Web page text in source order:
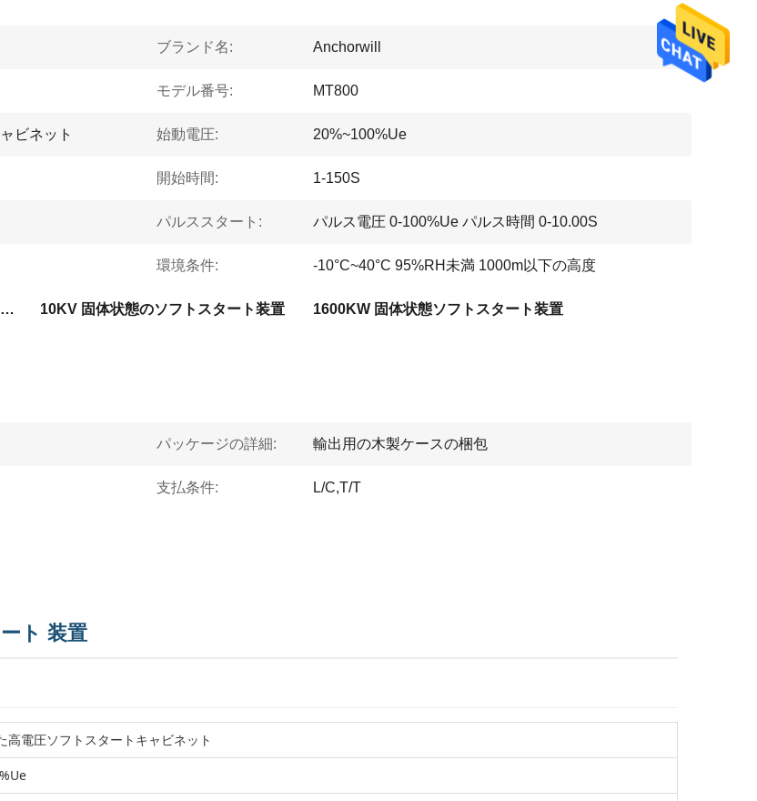
ブランド名: Anchorwill
モデル番号: MT800
ビネット 始動電圧: 20%~100%Ue
開始時間: 1-150S
パルススタート: パルス電圧 0-100%Ue パルス時間 0-10.00S
環境条件: -10°C~40°C 95%RH未満 1000m以下の高度
固体状態の軟式スタート装置をアンカーする 10KV 固体状態のソフトスタート装置 1600KW 固体状態ソフトスタート装置
パッケージの詳細: 輸出用の木製ケースの梱包
支払条件: L/C,T/T
ト 装置
高電圧ソフトスタートキャビネット